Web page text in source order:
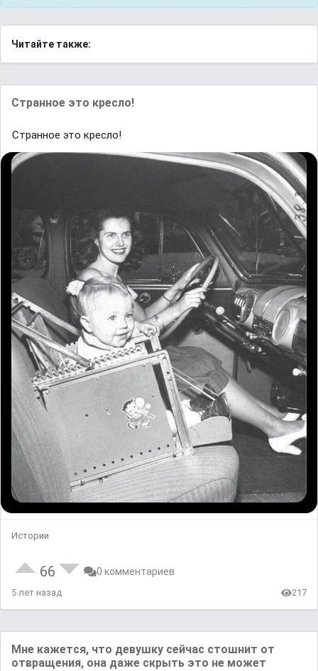
Читайте также:
Странное это кресло!
Странное это кресло!
Истории
66 0 комментариев
5 лет назад 217
Мне кажется, что девушку сейчас стошнит от
отвращения, она даже скрыть это не может